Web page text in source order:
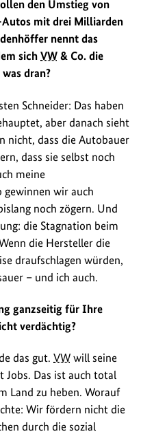
den Umstieg von
Autos mit drei Milliarden
nennt das
sichVW & Co. die
dran?
Schneider: Das haben
aber danach sieht
nicht, dass die Autobauer
dass sie selbst noch
meine
gewinnen wir auch
noch zögern. Und
die Stagnation beim
die Hersteller die
draufschlagen würden,
– und ich auch.
ganzseitig für Ihre
verdächtig?
das gut. VW will seine
Jobs. Das ist auch total
Land zu heben. Worauf
Wir fördern nicht die
durch die sozial